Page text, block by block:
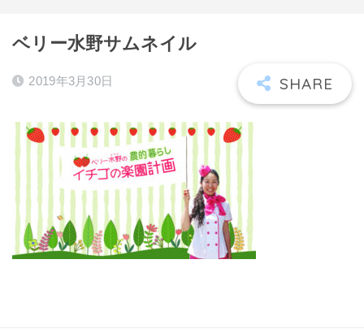
ベリー水野サムネイル
2019年3月30日